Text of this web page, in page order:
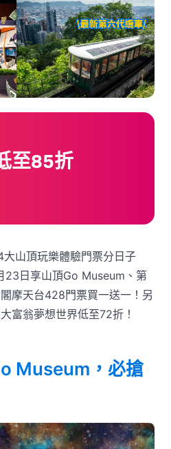
至85折
山頂玩樂體驗門票分日子
23日享山頂Go Museum、第
摩天台428門票買一送一！另
富翁夢想世界低至72折！
Museum，必搶